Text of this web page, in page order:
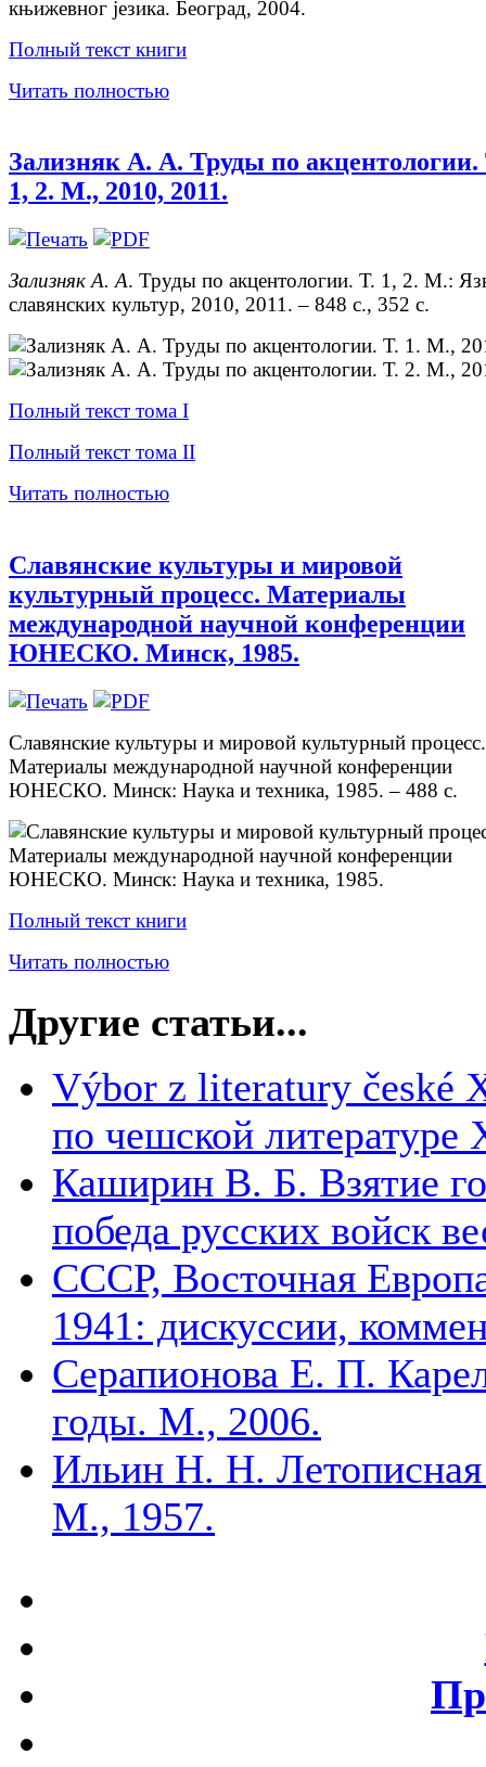
Полный текст книги
Читать полностью
Зализняк А. А. Труды по акцентологии.
1, 2. М., 2010, 2011.
Зализняк А. А. Труды по акцентологии. Т. 1, 2. М.:
славянских культур, 2010, 2011. – 848 с., 352 с.
Полный текст тома I
Полный текст тома II
Читать полностью
Славянские культуры и мировой
культурный процесс. Материалы
международной научной конференции
ЮНЕСКО. Минск, 1985.
Славянские культуры и мировой культурный процесс.
Материалы международной научной конференции
ЮНЕСКО. Минск: Наука и техника, 1985. – 488 с.
Полный текст книги
Читать полностью
Другие статьи...
Výbor z literatury české
по чешской
Каширин В. Б. Взятие
победа русских войск
СССР, Восточная
1941: дискуссии,
Серапионова Е. П.
годы. М., 2006.
Ильин Н. Н. Летописная
М., 1957.